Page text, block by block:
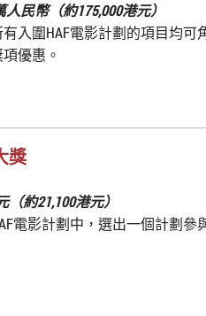
民幣（約175,000港元）
入圍HAF電影計劃的項目均可
優惠。
獎
約21,100港元）
電影計劃中，選出一個計劃參